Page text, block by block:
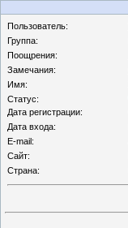
Пользователь:
Группа:
Поощрения:
Замечания:
Имя:
Статус:
Дата регистрации:
Дата входа:
E-mail:
Сайт:
Страна: